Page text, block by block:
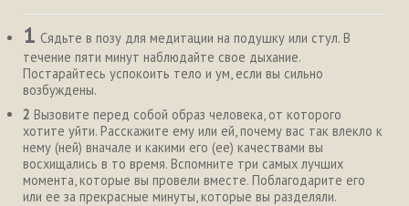
1 Сядьте в позу для медитации на подушку или стул. В
течение пяти минут наблюдайте свое дыхание.
Постарайтесь успокоить тело и ум, если вы сильно
возбуждены.
2 Вызовите перед собой образ человека, от которого
хотите уйти. Расскажите ему или ей, почему вас так влекло к
нему (ней) вначале и какими его (ее) качествами вы
восхищались в то время. Вспомните три самых лучших
момента, которые вы провели вместе. Поблагодарите его
или ее за прекрасные минуты, которые вы разделяли.